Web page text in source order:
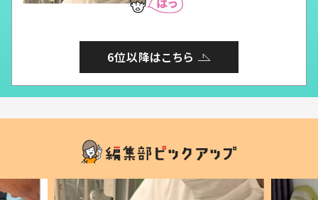
6位以降はこちら